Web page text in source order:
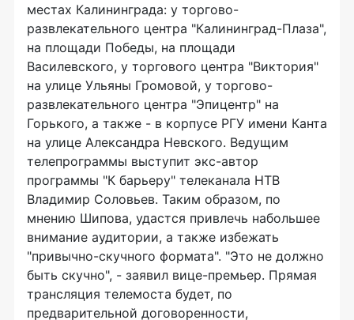
местах Калининграда: у торгово-
развлекательного центра "Калининград-Плаза",
на площади Победы, на площади
Василевского, у торгового центра "Виктория"
на улице Ульяны Громовой, у торгово-
развлекательного центра "Эпицентр" на
Горького, а также - в корпусе РГУ имени Канта
на улице Александра Невского. Ведущим
телепрограммы выступит экс-автор
программы "К барьеру" телеканала НТВ
Владимир Соловьев. Таким образом, по
мнению Шипова, удастся привлечь набольшее
внимание аудитории, а также избежать
"привычно-скучного формата". "Это не должно
быть скучно", - заявил вице-премьер. Прямая
трансляция телемоста будет, по
предварительной договоренности,